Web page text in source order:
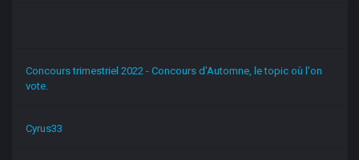
Concours trimestriel 2022 - Concours d'Automne, le topic où l'on
vote.
Cyrus33